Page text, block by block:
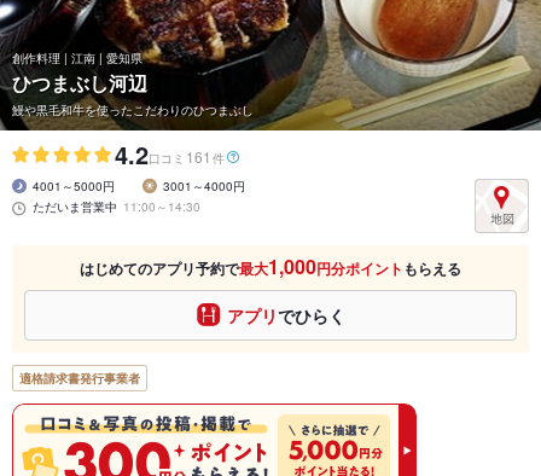
創作料理 | 江南 | 愛知県
ひつまぶし河辺
鰻や黒毛和牛を使ったこだわりのひつまぶし
4.2口コミ 161 件
4001～5000円
3001～4000円
ただいま営業中 11:00～14:30
はじめてのアプリ予約で最大1,000円分ポイント もらえる
アプリでひらく
適格請求書発行事業者